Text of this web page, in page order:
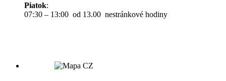
Piatok:
07:30 – 13:00 od 13.00 nestránkové hodiny